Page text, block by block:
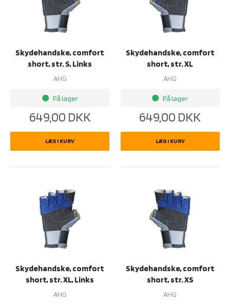
Skydehandske, comfort
short, str. S, Links
AHG
brightness_1 På lager
649,00 DKK
LÆG I KURV
Skydehandske, comfort
short, str. XL
AHG
brightness_1 På lager
649,00 DKK
LÆG I KURV
Skydehandske, comfort
short, str. XL, Links
AHG
Skydehandske, comfort
short, str. XS
AHG